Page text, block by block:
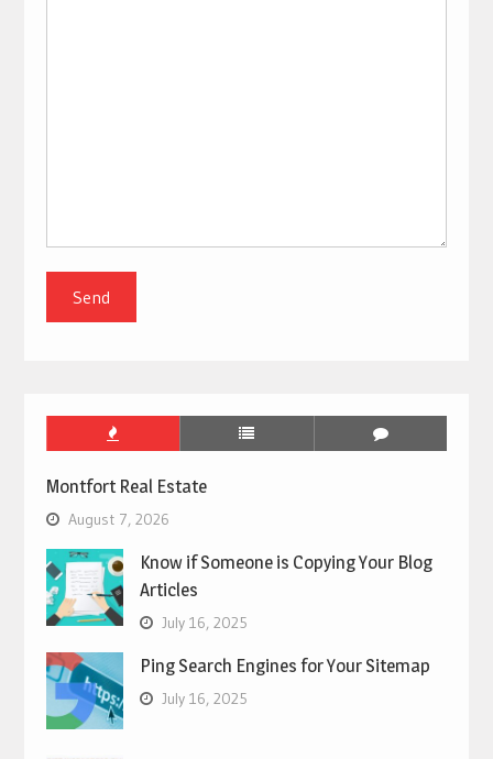
Montfort Real Estate
August 7, 2026
Know if Someone is Copying Your Blog
Articles
July 16, 2025
Ping Search Engines for Your Sitemap
July 16, 2025